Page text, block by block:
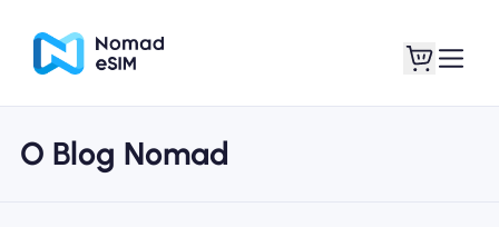
Entrar Inscrever-se
O Blog Nomad